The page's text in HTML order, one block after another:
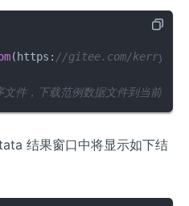
_
{i
^*
(https: //gitee.com/kerrydu/
件，下载范例数据文件到当前工作
结果窗口中将显示如下结